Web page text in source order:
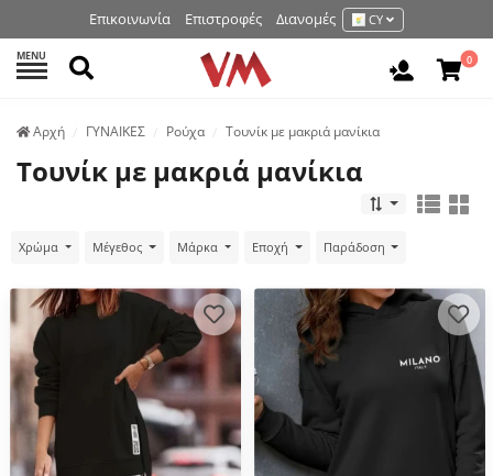
Επικοινωνία Επιστροφές Διανομές CY
MENU Αναζήτηση 0
Аρχή ΓΥΝΑΙΚΕΣ Ρούχα Τουνίκ με μακριά μανίκια
Τουνίκ με μακριά μανίκια
Χρώμα Μέγεθος Μάρκα Εποχή Παράδοση